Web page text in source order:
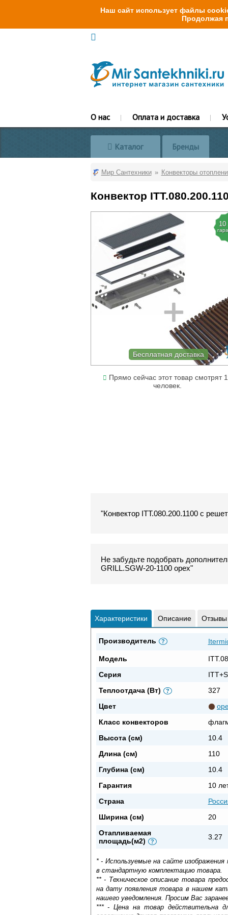
Наш сайт использует файлы
Продолжая
О нас Оплата и доставка
Каталог Бренды
Мир Сантехники Конвекторы
Конвектор
10
Бесплатная доставка
Прямо сейчас этот товар смотрят
человек.
"Конвектор ITT.080.200.1100 с
Не забудьте подобрать
GRILL.SGW-20-1100 орех"
Характеристики Описание Отзывы
Производитель ?
Модель
Серия
Теплоотдача (Вт)
?
327
Цвет
Класс конвекторов
Высота (см)
10.4
Длина (см)
110
Глубина (см)
10.4
Гарантия
10
Страна
Ширина (см)
20
Отапливаемая
площадь(м2)
?
3.27
* - Используемые на сайте
в стандартную комплектацию товара.
** - Техническое описание товара
на дату появления товара в нашем
нашего уведомления. Просим Вас
*** - Цена на товар действительна